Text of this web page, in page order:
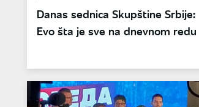
Danas sednica Skupštine Srbije:
Evo šta je sve na dnevnom redu